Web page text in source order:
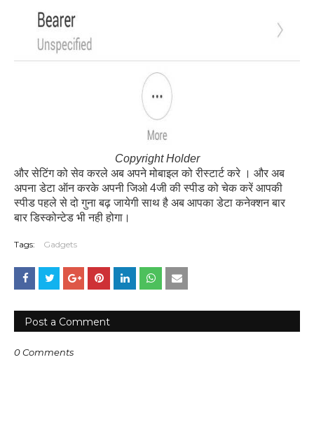
Copyright Holder
और सेटिंग को सेव करले अब अपने मोबाइल को रीस्टार्ट करे । और अब
अपना डेटा ऑन करके अपनी जिओ 4जी की स्पीड को चेक करें आपकी
स्पीड पहले से दो गुना बढ़ जायेगी साथ है अब आपका डेटा कनेक्शन बार
बार डिस्कोन्टेड भी नही होगा।
Tags: Gadgets
Post a Comment
0 Comments